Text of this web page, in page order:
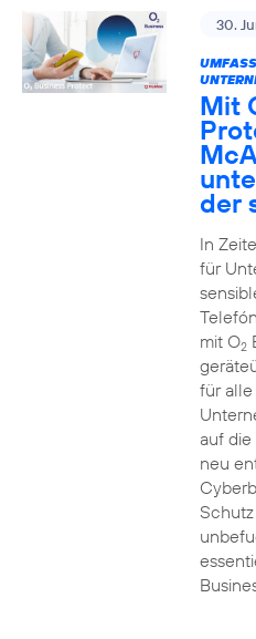
30.
Mit
der
In
für
mit O2
für
auf
neu